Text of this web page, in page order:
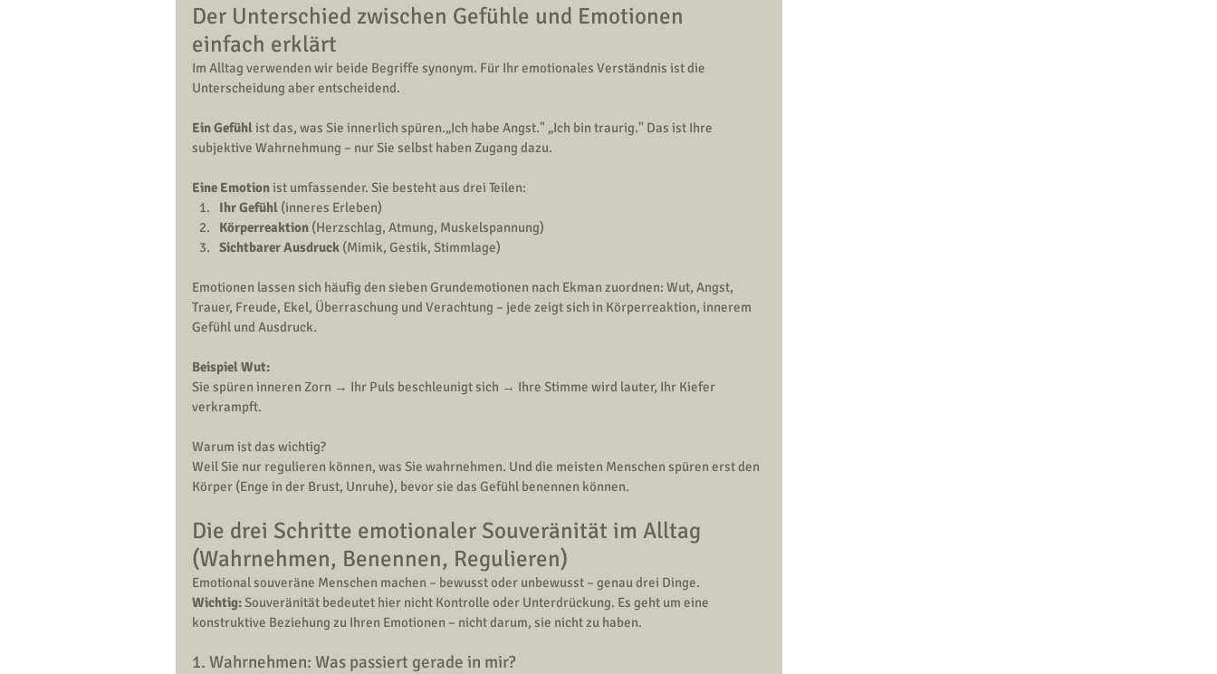
Der Unterschied zwischen Gefühle und Emotionen
einfach erklärt
Im Alltag verwenden wir beide Begriffe synonym. Für Ihr emotionales Verständnis ist die
Unterscheidung aber entscheidend.
Ein Gefühl ist das, was Sie innerlich spüren.„Ich habe Angst." „Ich bin traurig." Das ist Ihre
subjektive Wahrnehmung – nur Sie selbst haben Zugang dazu.
Eine Emotion ist umfassender. Sie besteht aus drei Teilen:
Ihr Gefühl (inneres Erleben)
Körperreaktion (Herzschlag, Atmung, Muskelspannung)
Sichtbarer Ausdruck (Mimik, Gestik, Stimmlage)
Emotionen lassen sich häufig den sieben Grundemotionen nach Ekman zuordnen: Wut, Angst,
Trauer, Freude, Ekel, Überraschung und Verachtung – jede zeigt sich in Körperreaktion, innerem
Gefühl und Ausdruck.
Beispiel Wut:
Sie spüren inneren Zorn → Ihr Puls beschleunigt sich → Ihre Stimme wird lauter, Ihr Kiefer
verkrampft.
Warum ist das wichtig?
Weil Sie nur regulieren können, was Sie wahrnehmen. Und die meisten Menschen spüren erst den
Körper (Enge in der Brust, Unruhe), bevor sie das Gefühl benennen können.
Die drei Schritte emotionaler Souveränität im Alltag
(Wahrnehmen, Benennen, Regulieren)
Emotional souveräne Menschen machen – bewusst oder unbewusst – genau drei Dinge.
Wichtig: Souveränität bedeutet hier nicht Kontrolle oder Unterdrückung. Es geht um eine
konstruktive Beziehung zu Ihren Emotionen – nicht darum, sie nicht zu haben.
1. Wahrnehmen: Was passiert gerade in mir?